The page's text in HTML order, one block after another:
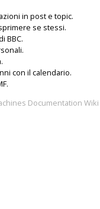
in post e topic.
se stessi.
BBC.
con il calendario.
Documentation Wiki